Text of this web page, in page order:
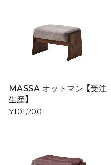
MASSA オットマン 【受注
生産】
¥101,200